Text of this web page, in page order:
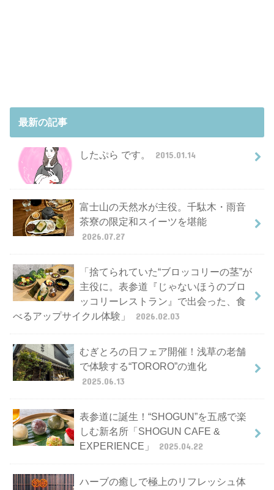
最新の記事
したぷら です。 2015.01.14
富士山の天然水が主役。千駄木・雨音
茶寮の限定和スイーツを堪能
2026.07.27
「捨てられていた“ブロッコリーの茎”が
主役に。表参道『じゃないほうのブロ
ッコリーレストラン』で出会った、食
べるアップサイクル体験」
2026.02.03
むぎとろの日フェア開催！浅草の老舗
で体験する“TORORO”の進化
2025.06.13
表参道に誕生！“SHOGUN”を五感で楽
しむ新名所「SHOGUN CAFE &
EXPERIENCE」
2025.04.22
ハーブの癒しで極上のリフレッシュ体